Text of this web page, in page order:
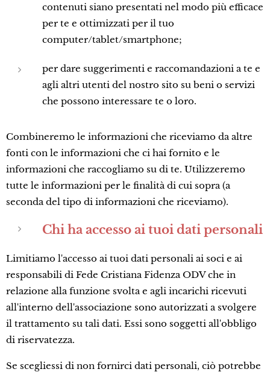
contenuti siano presentati nel modo più efficace
per te e ottimizzati per il tuo
computer/tablet/smartphone;
per dare suggerimenti e raccomandazioni a te e
agli altri utenti del nostro sito su beni o servizi
che possono interessare te o loro.
Combineremo le informazioni che riceviamo da altre
fonti con le informazioni che ci hai fornito e le
informazioni che raccogliamo su di te. Utilizzeremo
tutte le informazioni per le finalità di cui sopra (a
seconda del tipo di informazioni che riceviamo).
Chi ha accesso ai tuoi dati personali
Limitiamo l'accesso ai tuoi dati personali ai soci e ai
responsabili di Fede Cristiana Fidenza ODV che in
relazione alla funzione svolta e agli incarichi ricevuti
all'interno dell'associazione sono autorizzati a svolgere
il trattamento su tali dati. Essi sono soggetti all'obbligo
di riservatezza.
Se scegliessi di non fornirci dati personali, ciò potrebbe